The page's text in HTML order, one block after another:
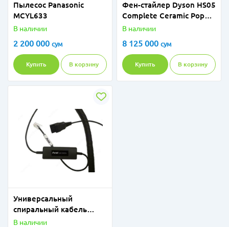
Пылесос Panasonic
MCYL633
В наличии
2 200 000 сум
Купить В корзину
Фен-стайлер Dyson HS05
Complete Ceramic Pop
HK
В наличии
8 125 000 сум
Купить В корзину
Универсальный
спиральный кабель
SM22L QD/RJ
В наличии